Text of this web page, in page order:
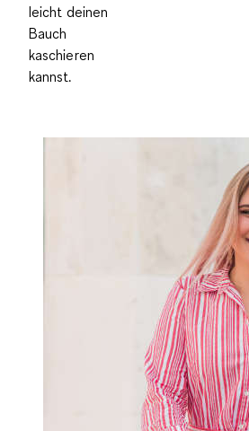
leicht deinen
Bauch
kaschieren
kannst.